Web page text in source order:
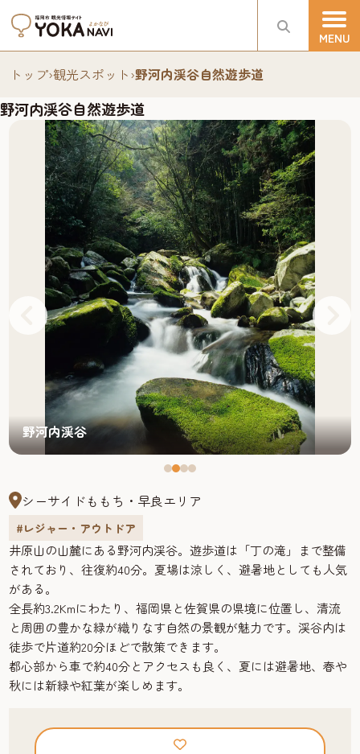
トップ›観光スポット›野河内渓谷自然遊歩道
野河内渓谷自然遊歩道
野河内渓谷
シーサイドももち・早良エリア
#レジャー・アウトドア
井原山の山麓にある野河内渓谷。遊歩道は「丁の滝」まで整備
されており、往復約40分。夏場は涼しく、避暑地としても人気
がある。
全長約3.2Kmにわたり、福岡県と佐賀県の県境に位置し、清流
と周囲の豊かな緑が織りなす自然の景観が魅力です。渓谷内は
徒歩で片道約20分ほどで散策できます。
都心部から車で約40分とアクセスも良く、夏には避暑地、春や
秋には新緑や紅葉が楽しめます。